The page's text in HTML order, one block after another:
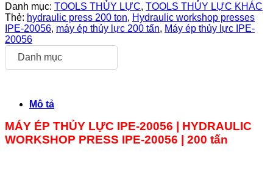
Danh mục: TOOLS THỦY LỰC, TOOLS THỦY LỰC KHÁC
Thẻ: hydraulic press 200 ton, Hydraulic workshop presses
IPE-20056, máy ép thủy lực 200 tấn, Máy ép thủy lực IPE-
20056
Danh mục
Mô tả
MÁY ÉP THỦY LỰC IPE-20056 | HYDRAULIC
WORKSHOP PRESS IPE-20056 | 200 tấn